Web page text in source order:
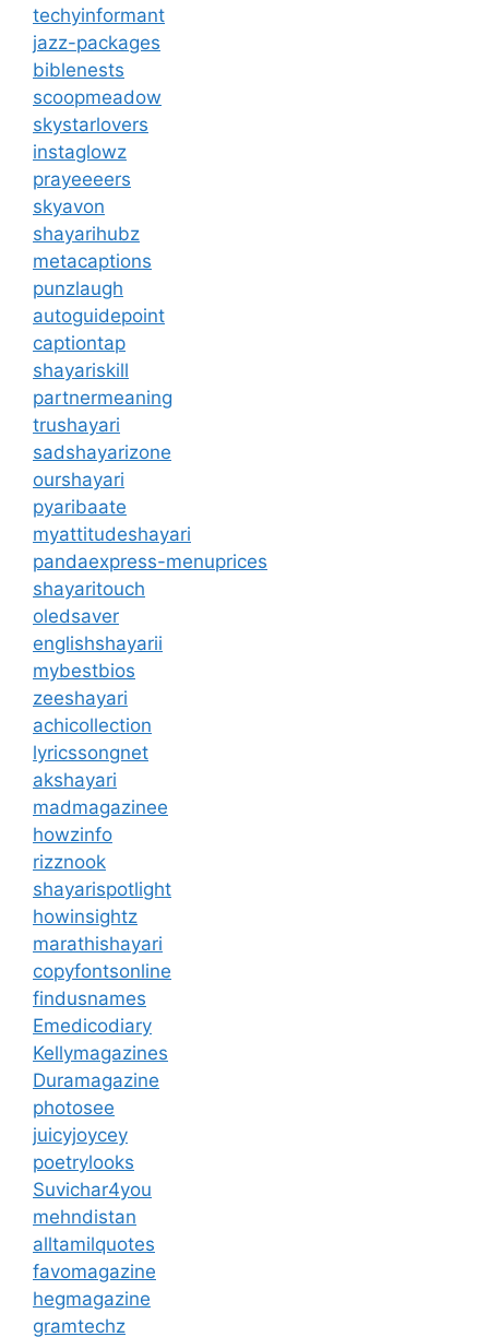
techyinformant
jazz-packages
biblenests
scoopmeadow
skystarlovers
instaglowz
prayeeeers
skyavon
shayarihubz
metacaptions
punzlaugh
autoguidepoint
captiontap
shayariskill
partnermeaning
trushayari
sadshayarizone
ourshayari
pyaribaate
myattitudeshayari
pandaexpress-menuprices
shayaritouch
oledsaver
englishshayarii
mybestbios
zeeshayari
achicollection
lyricssongnet
akshayari
madmagazinee
howzinfo
rizznook
shayarispotlight
howinsightz
marathishayari
copyfontsonline
findusnames
Emedicodiary
Kellymagazines
Duramagazine
photosee
juicyjoycey
poetrylooks
Suvichar4you
mehndistan
alltamilquotes
favomagazine
hegmagazine
gramtechz